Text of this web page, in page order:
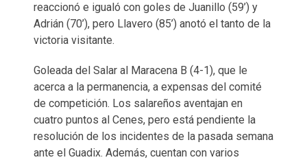
reaccionó e igualó con goles de Juanillo (59’) y
Adrián (70’), pero Llavero (85’) anotó el tanto de la
victoria visitante.
Goleada del Salar al Maracena B (4-1), que le
acerca a la permanencia, a expensas del comité
de competición. Los salareños aventajan en
cuatro puntos al Cenes, pero está pendiente la
resolución de los incidentes de la pasada semana
ante el Guadix. Además, cuentan con varios